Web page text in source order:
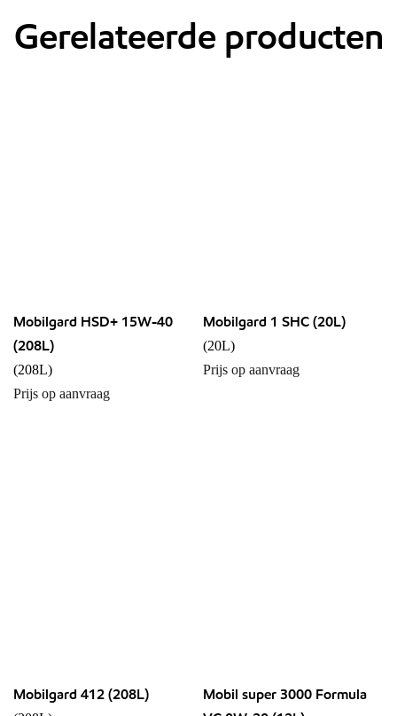
Gerelateerde producten
Mobilgard HSD+ 15W-40
(208L)
(208L)
Prijs op aanvraag
Mobilgard 1 SHC (20L)
(20L)
Prijs op aanvraag
Mobilgard 412 (208L)
Mobil super 3000 Formula